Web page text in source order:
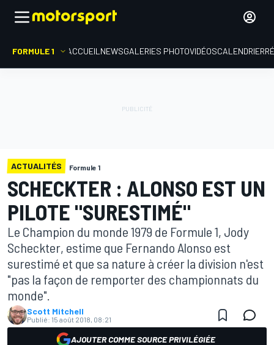
FORMULE 1 ACCUEIL NEWSGALERIES PHOTOVIDÉOSCALENDRIER
ACTUALITÉS Formule 1
SCHECKTER : ALONSO EST UN
PILOTE "SURESTIMÉ"
Le Champion du monde 1979 de Formule 1, Jody
Scheckter, estime que Fernando Alonso est
surestimé et que sa nature à créer la division n'est
"pas la façon de remporter des championnats du
monde".
Scott Mitchell
Publié: 15 août 2018, 08:21
AJOUTER COMME SOURCE PRIVILÉGIÉE